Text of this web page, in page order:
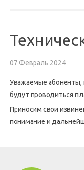
07 Февраль 2024
Уважаемые абоненты,
будут проводиться
Приносим свои
понимание и